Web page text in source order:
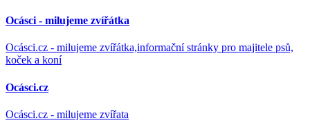
Ocásci - milujeme zvířátka
Ocásci.cz - milujeme zvířátka,informační stránky pro majitele psů,
koček a koní
Ocásci.cz
Ocásci.cz - milujeme zvířata